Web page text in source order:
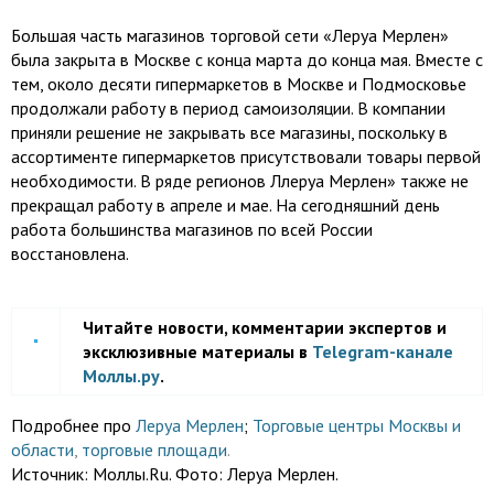
Большая часть магазинов торговой сети «Леруа Мерлен»
была закрыта в Москве с конца марта до конца мая. Вместе с
тем, около десяти гипермаркетов в Москве и Подмосковье
продолжали работу в период самоизоляции. В компании
приняли решение не закрывать все магазины, поскольку в
ассортименте гипермаркетов присутствовали товары первой
необходимости. В ряде регионов Ллеруа Мерлен» также не
прекращал работу в апреле и мае. На сегодняшний день
работа большинства магазинов по всей России
восстановлена.
Читайте новости, комментарии экспертов и
эксклюзивные материалы в Telegram-канале
Моллы.ру.
Подробнее про Леруа Мерлен; Торговые центры Москвы и
области, торговые площади.
Источник: Моллы.Ru. Фото: Леруа Мерлен.